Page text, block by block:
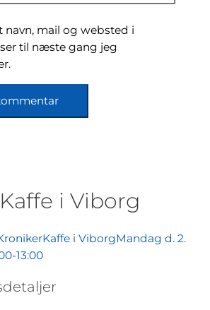
navn, mail og websted i
til næste gang jeg
i Viborg
i ViborgMandag d. 2.
13:00